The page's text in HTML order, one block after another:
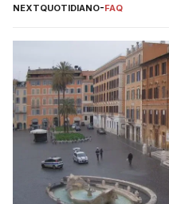
NEXTQUOTIDIANO-FAQ